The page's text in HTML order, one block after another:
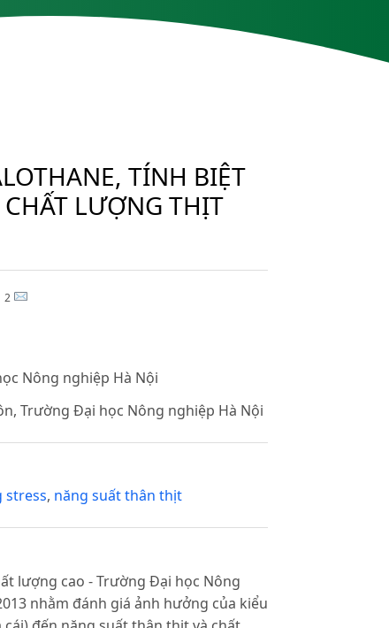
TÍNH BIỆT
LƯỢNG THỊT
2
Nông nghiệp Hà Nội
Trường Đại học Nông nghiệp Hà Nội
stress, năng suất thân thịt
lượng cao - Trường Đại học Nông
nhằm đánh giá ảnh hưởng của kiểu